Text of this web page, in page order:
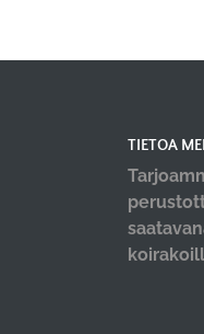
TIETOA